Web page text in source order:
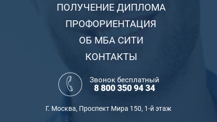
ПОЛУЧЕНИЕ ДИПЛОМА
ПРОФОРИЕНТАЦИЯ
ОБ МБА СИТИ
КОНТАКТЫ
Звонок бесплатный
8 800 350 94 34
Г. Москва, Проспект Мира 150, 1-й этаж